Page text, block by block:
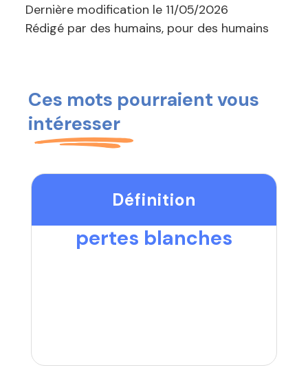
Dernière modification le 11/05/2026
Rédigé par des humains, pour des humains
Ces mots pourraient vous
intéresser
Définition
pertes blanches